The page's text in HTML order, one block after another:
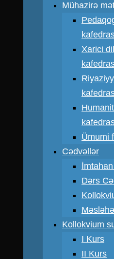
Mühazirə
Xarici
Ümumi
Cədvəllər
Dərs
Kollokvium
I Kurs
II Kurs